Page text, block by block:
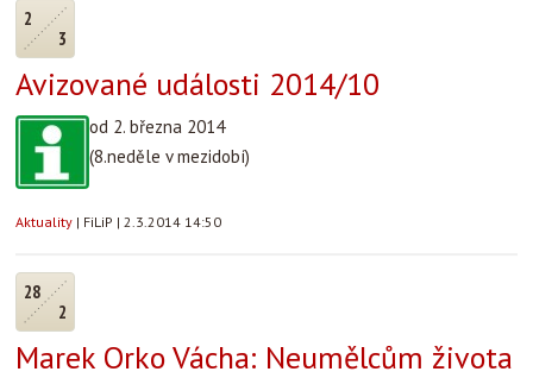
2
3
Avizované události 2014/10
od 2. března 2014
(8.neděle v mezidobí)
Aktuality | FiLiP | 2.3.2014 14:50
28
2
Marek Orko Vácha: Neumělcům života